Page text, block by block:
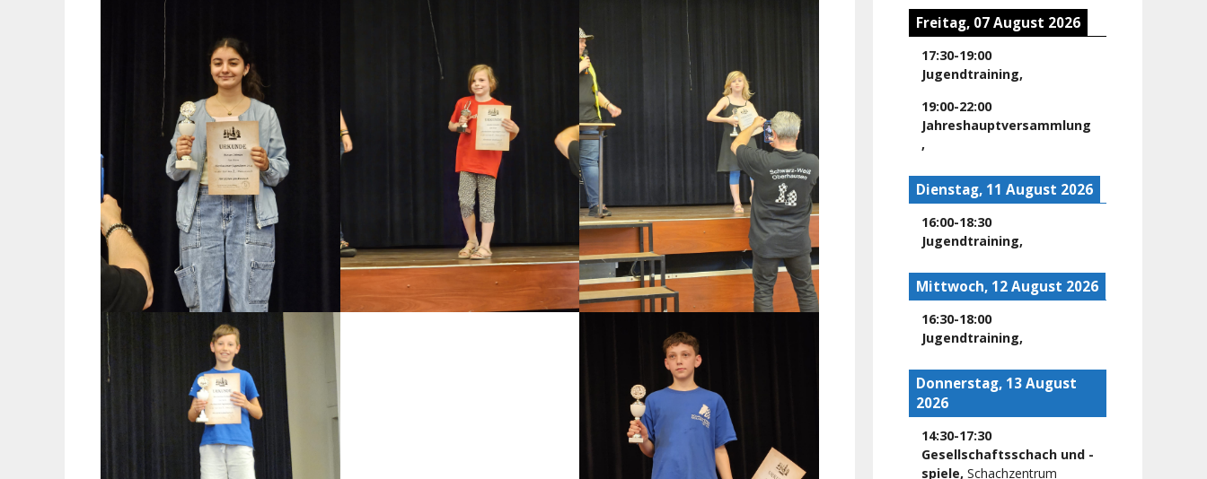
Freitag, 07 August 2026
17:30-19:00
Jugendtraining,
19:00-22:00
Jahreshauptversammlung
,
Dienstag, 11 August 2026
16:00-18:30
Jugendtraining,
Mittwoch, 12 August 2026
16:30-18:00
Jugendtraining,
Donnerstag, 13 August
2026
14:30-17:30
Gesellschaftsschach und -
spiele, Schachzentrum